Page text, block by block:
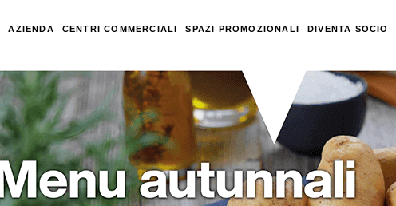
AZIENDA CENTRI COMMERCIALI SPAZI PROMOZIONALI DIVENTA SOCIO